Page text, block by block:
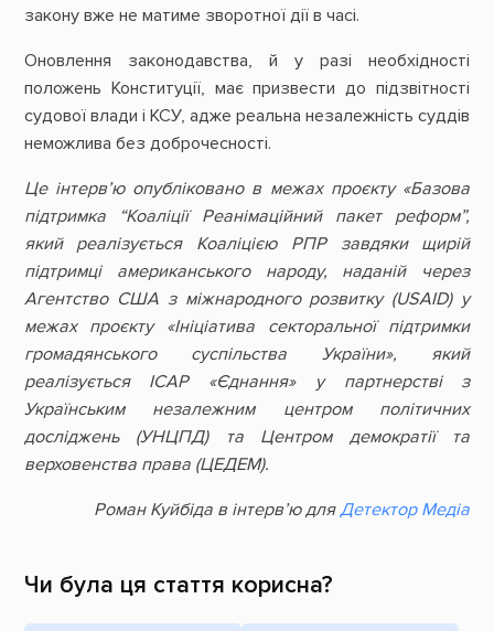
закону вже не матиме зворотної дії в часі.
Оновлення законодавства, й у разі необхідності
положень Конституції, має призвести до підзвітності
судової влади і КСУ, адже реальна незалежність суддів
неможлива без доброчесності.
Це інтерв’ю опубліковано в межах проєкту «Базова
підтримка “Коаліції Реанімаційний пакет реформ”,
який реалізується Коаліцією РПР завдяки щирій
підтримці американського народу, наданій через
Агентство США з міжнародного розвитку (USAID) у
межах проєкту «Ініціатива секторальної підтримки
громадянського суспільства України», який
реалізується ІСАР «Єднання» у партнерстві з
Українським незалежним центром політичних
досліджень (УНЦПД) та Центром демократії та
верховенства права (ЦЕДЕМ).
Роман Куйбіда в інтерв’ю дляДетектор Медіа
Чи була ця стаття корисна?